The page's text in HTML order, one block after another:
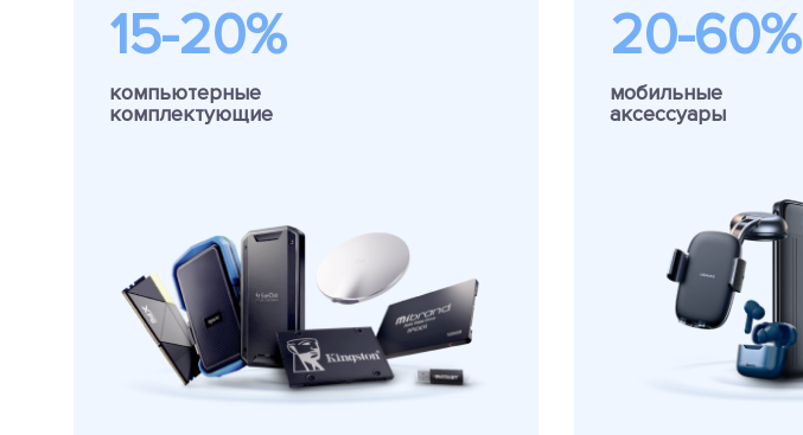
15-20%
компьютерные
комплектующие
20-60%
мобильные
аксессуары